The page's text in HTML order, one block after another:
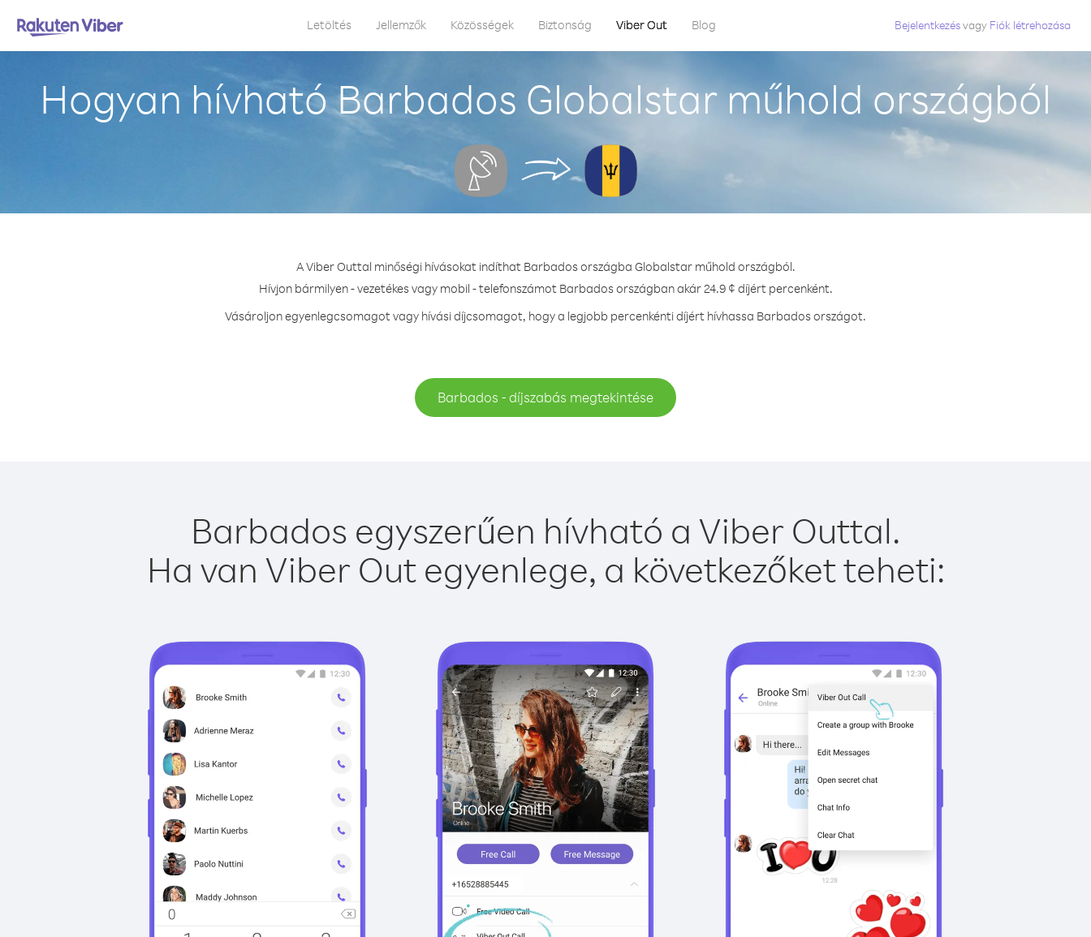
Letöltés Jellemzők Közösségek Biztonság Viber Out Blog Bejelentkezésvagy Fiók létrehozása
Hogyan hívható Barbados Globalstar műhold országból
A Viber Outtal minőségi hívásokat indíthat Barbados országba Globalstar műhold országból.
Hívjon bármilyen - vezetékes vagy mobil - telefonszámot Barbados országban akár 24.9 ¢ díjért percenként.
Vásároljon egyenlegcsomagot vagy hívási díjcsomagot, hogy a legjobb percenkénti díjért hívhassa Barbados országot.
Barbados - díjszabás megtekintése
Barbados egyszerűen hívható a Viber Outtal.
Ha van Viber Out egyenlege, a következőket teheti: